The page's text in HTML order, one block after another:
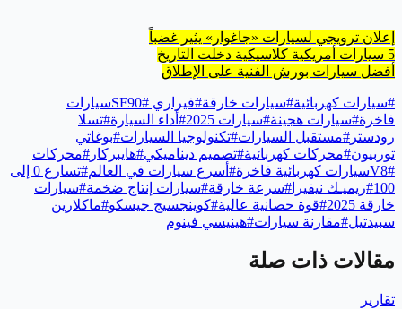
إعلان ترويجي لسيارات «جاغوار» يثير غضباً
5 سيارات أمريكية كلاسيكية دخلت التاريخ
أفضل سيارات بورش الفنية على الإطلاق
#سيارات كهربائية#سيارات خارقة#فيراري SF90 #
سيارات
فاخرة#سيارات هجينة#سيارات 2025 # أداء السيارة#تسلا
رودستر #مستقبل السيارات#تكنولوجيا السيارات#بوغاتي
توربيون#محركات كهربائية#تصميم ديناميكي#هايبركار #محركات
V8# سيارات كهربائية فاخرة# أسرع سيارات في العالم#
تسارع 0 إلى
100
#ريميـك نيفيرا #سرعة خارقة#سيارات إنتاج ضخمة#سيارات
خارقة 2025
#قوة حصانية عالية#كوينجسيج جيسكو#ماكلارين
سبيدتيل#مقارنة سيارات#هينيسي فينوم
مقالات ذات صلة
تقارير